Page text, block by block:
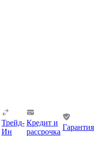
Трейд-
Ин
Кредит и
рассрочка
Гарантия